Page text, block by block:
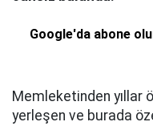
Google'da abone
Memleketinden yıllar
yerleşen ve burada